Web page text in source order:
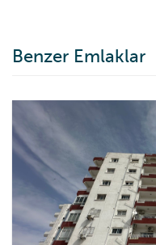
Benzer Emlaklar